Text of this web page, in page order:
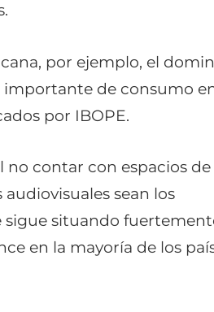
por ejemplo, el
de consumo
por IBOPE.
no contar con espacios de
sean los
sigue situando
en la mayoría de los